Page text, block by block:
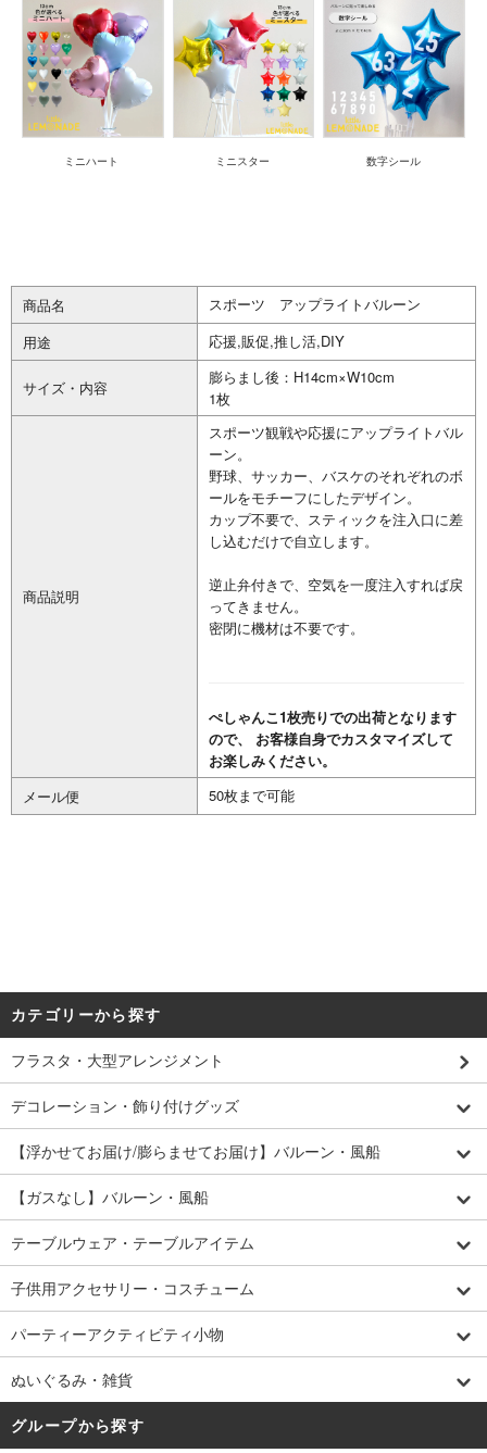
ミニハート ミニスター 数字シール
商品名
スポーツ アップライトバルーン
用途
応援,販促,推し活,DIY
サイズ・内容
膨らまし後：H14cm×W10cm
1枚
商品説明
スポーツ観戦や応援にアップライトバル
ーン。
野球、サッカー、バスケのそれぞれのボ
ールをモチーフにしたデザイン。
カップ不要で、スティックを注入口に差
し込むだけで自立します。
逆止弁付きで、空気を一度注入すれば戻
ってきません。
密閉に機材は不要です。
ぺしゃんこ1枚売りでの出荷となります
ので、 お客様自身でカスタマイズして
お楽しみください。
メール便
50枚まで可能
カテゴリーから探す
フラスタ・大型アレンジメント
デコレーション・飾り付けグッズ
【浮かせてお届け/膨らませてお届け】バルーン・風船
【ガスなし】バルーン・風船
テーブルウェア・テーブルアイテム
子供用アクセサリー・コスチューム
パーティーアクティビティ小物
ぬいぐるみ・雑貨
グループから探す